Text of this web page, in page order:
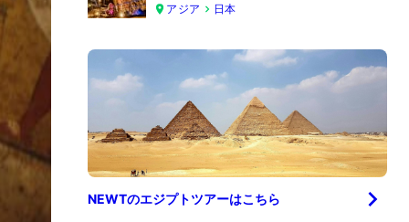
アジア
日本
NEWTのエジプトツアーはこちら